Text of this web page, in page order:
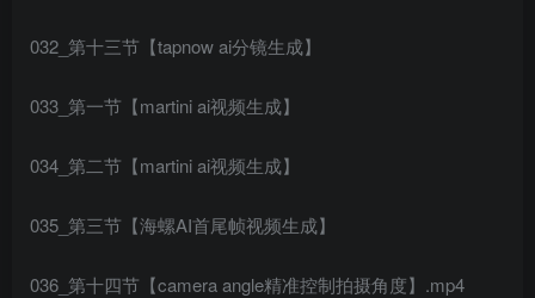
032_第十三节【tapnow ai分镜生成】
033_第一节【martini ai视频生成】
034_第二节【martini ai视频生成】
035_第三节【海螺AI首尾帧视频生成】
036_第十四节【camera angle精准控制拍摄角度】.mp4